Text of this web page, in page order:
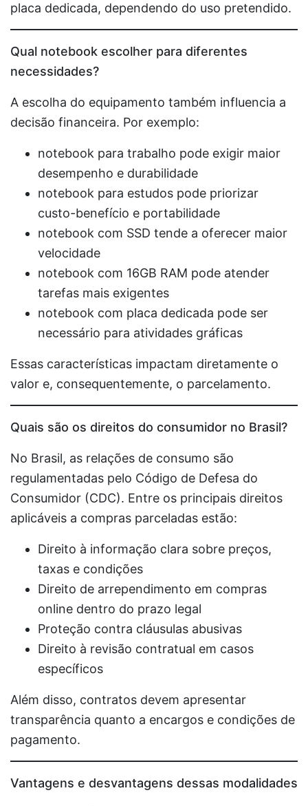
placa dedicada, dependendo do uso pretendido.
Qual notebook escolher para diferentes
necessidades?
A escolha do equipamento também influencia a
decisão financeira. Por exemplo:
notebook para trabalho pode exigir maior
desempenho e durabilidade
notebook para estudos pode priorizar
custo-benefício e portabilidade
notebook com SSD tende a oferecer maior
velocidade
notebook com 16GB RAM pode atender
tarefas mais exigentes
notebook com placa dedicada pode ser
necessário para atividades gráficas
Essas características impactam diretamente o
valor e, consequentemente, o parcelamento.
Quais são os direitos do consumidor no Brasil?
No Brasil, as relações de consumo são
regulamentadas pelo Código de Defesa do
Consumidor (CDC). Entre os principais direitos
aplicáveis a compras parceladas estão:
Direito à informação clara sobre preços,
taxas e condições
Direito de arrependimento em compras
online dentro do prazo legal
Proteção contra cláusulas abusivas
Direito à revisão contratual em casos
específicos
Além disso, contratos devem apresentar
transparência quanto a encargos e condições de
pagamento.
Vantagens e desvantagens dessas modalidades